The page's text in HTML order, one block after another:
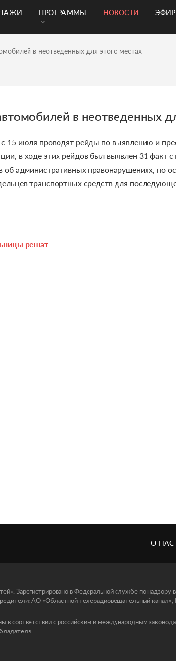
ПРОГРАММЫ НОВОСТИ ЭФИР
в неотведенных для этого местах
в неотведенных
июля проводят рейды по выявлению и
в ходе этих рейдов был выявлен 31 факт
об административных правонарушениях,
транспортных средств для
решат
О НАС
Зарегистрировано в Федеральной службе по надзору
АО «Областной телерадиовещательный канал»,
соответствии с российским и международным